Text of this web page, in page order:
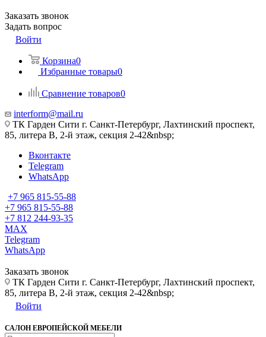
Заказать звонок
Задать вопрос
Войти
Корзина0
Избранные товары0
Сравнение товаров0
interform@mail.ru
ТК Гарден Сити г. Санкт-Петербург, Лахтинский проспект,
85, литера В, 2-й этаж, секция 2-42&nbsp;
Вконтакте
Telegram
WhatsApp
+7 965 815-55-88
+7 965 815-55-88
+7 812 244-93-35
MAX
Telegram
WhatsApp
Заказать звонок
ТК Гарден Сити г. Санкт-Петербург, Лахтинский проспект,
85, литера В, 2-й этаж, секция 2-42&nbsp;
Войти
САЛОН ЕВРОПЕЙСКОЙ МЕБЕЛИ